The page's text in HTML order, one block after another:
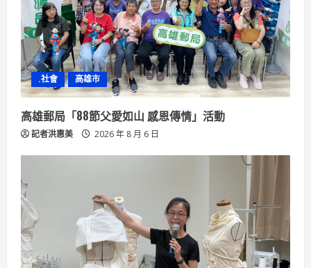
d
i
n
g
.社會 高雄市
高雄郵局「88節父愛如山 感恩傳情」活動
記者洪惠美 2026 年 8 月 6 日